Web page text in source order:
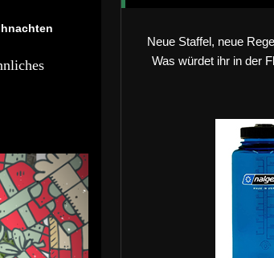
Neue Staffel, neue
Was würdet ihr in der